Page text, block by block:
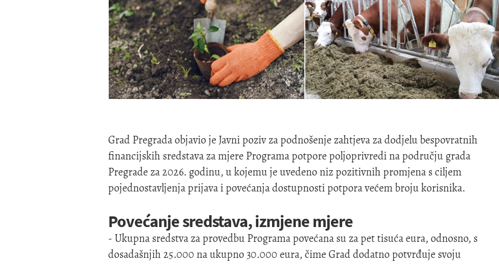
Grad Pregrada objavio je Javni poziv za podnošenje zahtjeva za dodjelu bespovratnih
financijskih sredstava za mjere Programa potpore poljoprivredi na području grada
Pregrade za 2026. godinu, u kojemu je uvedeno niz pozitivnih promjena s ciljem
pojednostavljenja prijava i povećanja dostupnosti potpora većem broju korisnika.
Povećanje sredstava, izmjene mjere
- Ukupna sredstva za provedbu Programa povećana su za pet tisuća eura, odnosno, s
dosadašnjih 25.000 na ukupno 30.000 eura, čime Grad dodatno potvrđuje svoju